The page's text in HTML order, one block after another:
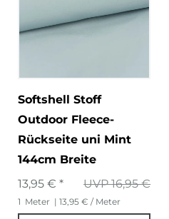
Softshell Stoff
Outdoor Fleece-
Rückseite uni Mint
144cm Breite
UVP 16,95 €
13,95 € *
1 Meter | 13,95 € / Meter